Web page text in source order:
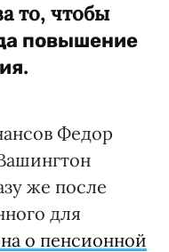
то, чтобы
повышение
.
Федор
же после
для
о пенсионной